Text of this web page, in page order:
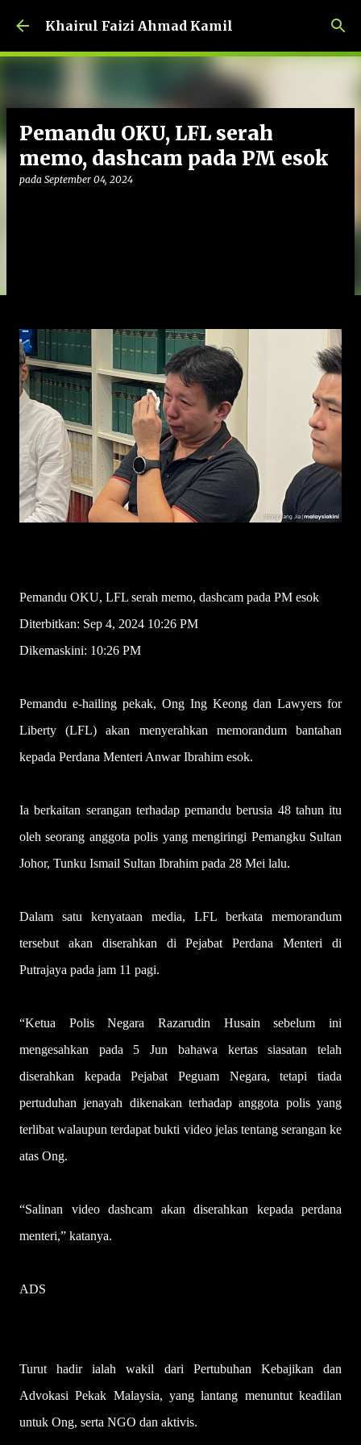
Langkau ke kandungan utama
Khairul Faizi Ahmad Kamil
Pemandu OKU, LFL serah
memo, dashcam pada PM esok
pada September 04, 2024
Pemandu OKU, LFL serah memo, dashcam pada PM esok
Diterbitkan: Sep 4, 2024 10:26 PM
Dikemaskini: 10:26 PM
Pemandu e-hailing pekak, Ong Ing Keong dan Lawyers for
Liberty (LFL) akan menyerahkan memorandum bantahan
kepada Perdana Menteri Anwar Ibrahim esok.
Ia berkaitan serangan terhadap pemandu berusia 48 tahun itu
oleh seorang anggota polis yang mengiringi Pemangku Sultan
Johor, Tunku Ismail Sultan Ibrahim pada 28 Mei lalu.
Dalam satu kenyataan media, LFL berkata memorandum
tersebut akan diserahkan di Pejabat Perdana Menteri di
Putrajaya pada jam 11 pagi.
“Ketua Polis Negara Razarudin Husain sebelum ini
mengesahkan pada 5 Jun bahawa kertas siasatan telah
diserahkan kepada Pejabat Peguam Negara, tetapi tiada
pertuduhan jenayah dikenakan terhadap anggota polis yang
terlibat walaupun terdapat bukti video jelas tentang serangan ke
atas Ong.
“Salinan video dashcam akan diserahkan kepada perdana
menteri,” katanya.
ADS
Turut hadir ialah wakil dari Pertubuhan Kebajikan dan
Advokasi Pekak Malaysia, yang lantang menuntut keadilan
untuk Ong, serta NGO dan aktivis.